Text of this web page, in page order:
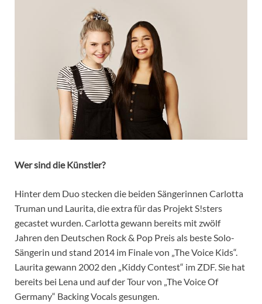
Wer sind die Künstler?
Hinter dem Duo stecken die beiden Sängerinnen Carlotta
Truman und Laurita, die extra für das Projekt S!sters
gecastet wurden. Carlotta gewann bereits mit zwölf
Jahren den Deutschen Rock & Pop Preis als beste Solo-
Sängerin und stand 2014 im Finale von „The Voice Kids“.
Laurita gewann 2002 den „Kiddy Contest“ im ZDF. Sie hat
bereits bei Lena und auf der Tour von „The Voice Of
Germany“ Backing Vocals gesungen.